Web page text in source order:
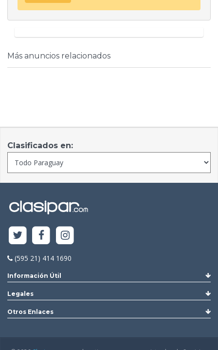
Más anuncios relacionados
Clasificados en:
(595 21) 414 1690
Información Útil
Legales
Otros Enlaces